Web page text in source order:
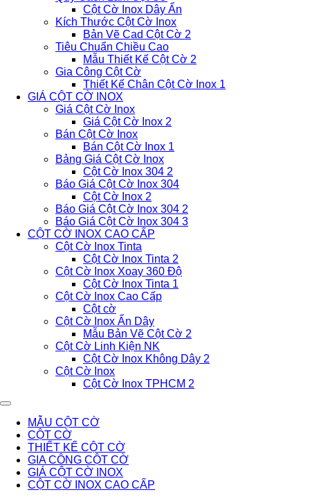
Cột Cờ Inox Dây Ẩn
Kích Thước Cột Cờ Inox
Bản Vẽ Cad Cột Cờ 2
Tiêu Chuẩn Chiều Cao
Mẫu Thiết Kế Cột Cờ 2
Gia Công Cột Cờ
Thiết Kế Chân Cột Cờ Inox 1
GIÁ CỘT CỜ INOX
Giá Cột Cờ Inox
Giá Cột Cờ Inox 2
Bán Cột Cờ Inox
Bán Cột Cờ Inox 1
Bảng Giá Cột Cờ Inox
Cột Cờ Inox 304 2
Báo Giá Cột Cờ Inox 304
Cột Cờ Inox 2
Báo Giá Cột Cờ Inox 304 2
Báo Giá Cột Cờ Inox 304 3
CỘT CỜ INOX CAO CẤP
Cột Cờ Inox Tinta
Cột Cờ Inox Tinta 2
Cột Cờ Inox Xoay 360 Độ
Cột Cờ Inox Tinta 1
Cột Cờ Inox Cao Cấp
Cột cờ
Cột Cờ Inox Ẩn Dây
Mẫu Bản Vẽ Cột Cờ 2
Cột Cờ Linh Kiện NK
Cột Cờ Inox Không Dây 2
Cột Cờ Inox
Cột Cờ Inox TPHCM 2
MẪU CỘT CỜ
CỘT CỜ
THIẾT KẾ CỘT CỜ
GIA CÔNG CỘT CỜ
GIÁ CỘT CỜ INOX
CỘT CỜ INOX CAO CẤP